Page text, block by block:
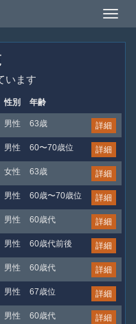
Toggle
います
性別 年齢
男性 63歳 詳細
男性 60〜70歳位 詳細
女性 63歳 詳細
男性 60歳〜70歳位 詳細
男性 60歳代 詳細
男性 60歳代前後 詳細
男性 60歳代 詳細
男性 67歳位 詳細
男性 60歳代 詳細